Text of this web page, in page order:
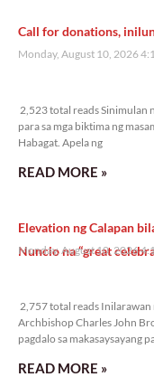
Call for donations,
Monday, August 10, 2026
2,523 total reads Sinimulan
para sa mga biktima ng
Habagat. Apela ng
READ MORE »
Elevation ng Calapan
Nuncio na “great
Monday, August 10, 2026
2,757 total reads
Archbishop Charles John
pagdalo sa makasaysayang
READ MORE »